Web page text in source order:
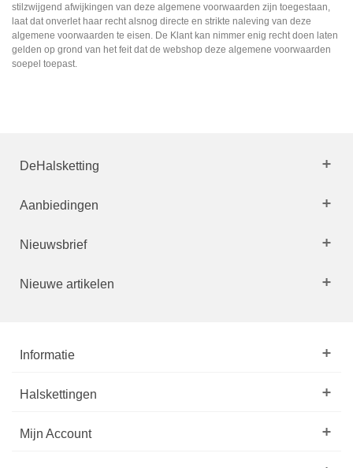
stilzwijgend afwijkingen van deze algemene voorwaarden zijn toegestaan,
laat dat onverlet haar recht alsnog directe en strikte naleving van deze
algemene voorwaarden te eisen. De Klant kan nimmer enig recht doen laten
gelden op grond van het feit dat de webshop deze algemene voorwaarden
soepel toepast.
DeHalsketting
Aanbiedingen
Nieuwsbrief
Nieuwe artikelen
Informatie
Halskettingen
Mijn Account